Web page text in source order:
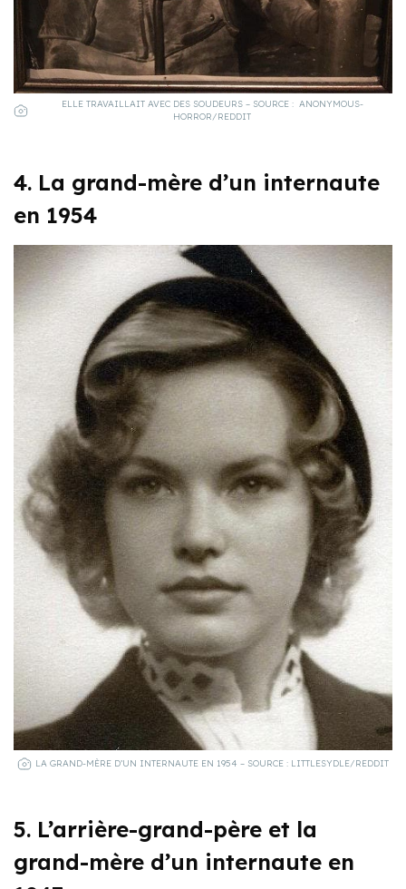
ELLE TRAVAILLAIT AVEC DES SOUDEURS – SOURCE : ANONYMOUS-
HORROR/REDDIT
4. La grand-mère d’un internaute
en 1954
LA GRAND-MÈRE D’UN INTERNAUTE EN 1954 – SOURCE : LITTLESYDLE/REDDIT
5. L’arrière-grand-père et la
grand-mère d’un internaute en